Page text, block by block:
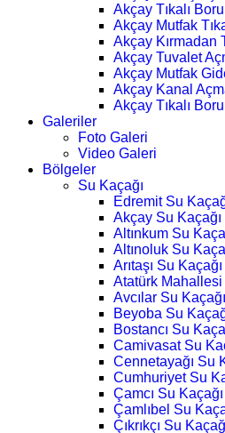
Akçay Tıkalı
Akçay Mutfak
Akçay Kırmadan
Akçay Tuvalet
Akçay Mutfak
Akçay Kanal
Akçay Tıkalı
Galeriler
Foto Galeri
Video Galeri
Bölgeler
Su Kaçağı
Edremit Su
Akçay Su Kaçağı
Altınkum Su
Altınoluk Su
Arıtaşı Su
Atatürk Mahallesi
Avcılar Su
Beyoba Su
Bostancı Su
Camivasat Su
Cennetayağı Su
Cumhuriyet Su
Çamcı Su
Çamlıbel Su
Çıkrıkçı Su